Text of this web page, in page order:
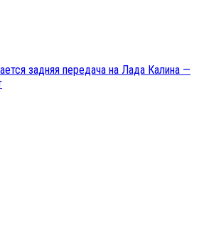
задняя передача на Лада Калина —